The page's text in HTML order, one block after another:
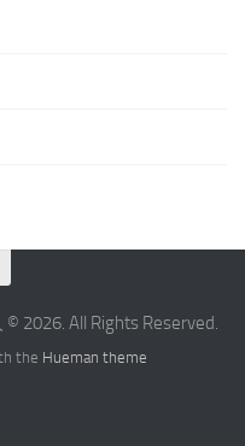
2026. All Rights Reserved.
the Hueman theme